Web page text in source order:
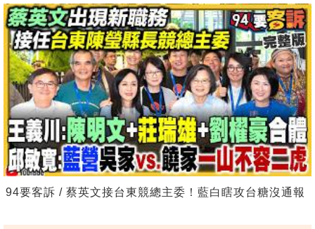
94要客訴 / 蔡英文接台東競總主委！藍白瞎攻台糖沒通報